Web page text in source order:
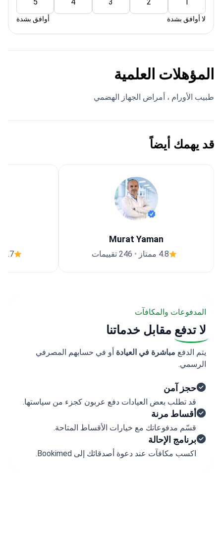
لا أوافق بشدة أوافق بشدة
المؤهلات العلمية
طبيب الأورام ، أمراض الجهاز الهضمي
قد يهمك أيضاً
Murat Yaman
4.8 ممتاز • 246 تقييمات 4.7 ممتاز
المدفوعات والمكافآت
لا تدفع مقابل خدماتنا
يتم الدفع مباشرة في العيادة أو في حسابهم المصرفي
الرسمي.
حجز آمن
قد تطلب بعض العيادات دفع عربون كجزء من سياستها.
أقساط مرنة
قسّم مدفوعاتك مع خيارات الأقساط المتاحة.
برنامج الإحالة
اكسب مكافآت عند دعوة أصدقائك إلى Bookimed.